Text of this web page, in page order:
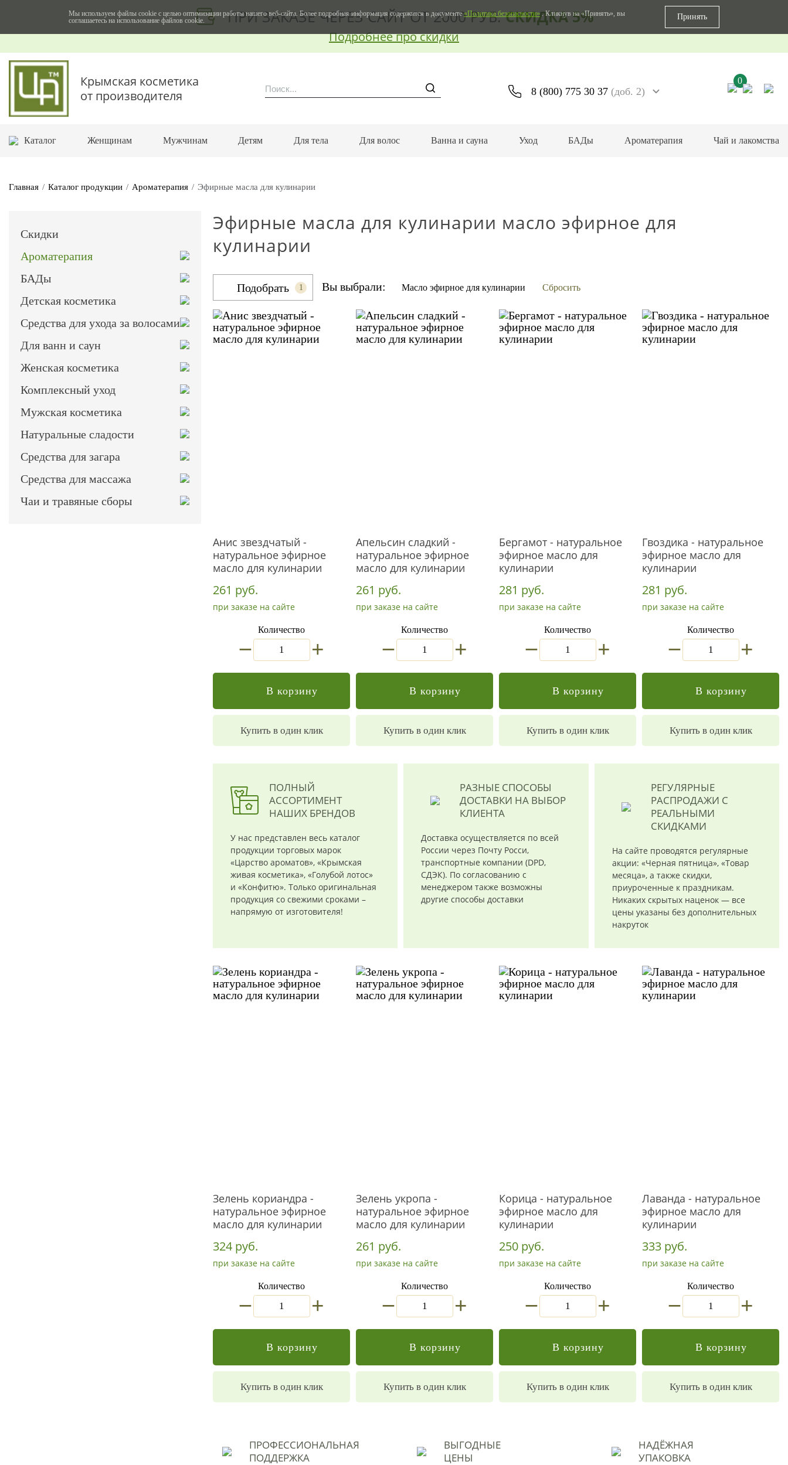
ПРИ ЗАКАЗЕ ЧЕРЕЗ САЙТ ОТ 2000 РУБ.СКИДКА 5%
Подробнее про скидки
Крымская косметика
от производителя
8 (800) 775 30 37 (доб. 2)
0
Каталог Женщинам Мужчинам Детям Для тела Для волос Ванна и сауна Уход БАДы Ароматерапия Чай и лакомства
Главная Каталог продукции Ароматерапия Эфирные масла для кулинарии
Скидки
Ароматерапия
БАДы
Детская косметика
Средства для ухода за волосами
Для ванн и саун
Женская косметика
Комплексный уход
Мужская косметика
Натуральные сладости
Средства для загара
Средства для массажа
Чаи и травяные сборы
Эфирные масла для кулинарии масло эфирное для
кулинарии
Подобрать 1 Вы выбрали: Масло эфирное для кулинарии Сбросить
Анис звездчатый -
натуральное эфирное
масло для кулинарии
261 руб.
при заказе на сайте
Количество
+
В корзину
Купить в один клик
Апельсин сладкий -
натуральное эфирное
масло для кулинарии
261 руб.
при заказе на сайте
Количество
+
В корзину
Купить в один клик
Бергамот - натуральное
эфирное масло для
кулинарии
281 руб.
при заказе на сайте
Количество
+
В корзину
Купить в один клик
Гвоздика - натуральное
эфирное масло для
кулинарии
281 руб.
при заказе на сайте
Количество
+
В корзину
Купить в один клик
ПОЛНЫЙ
АССОРТИМЕНТ
НАШИХ БРЕНДОВ
У нас представлен весь каталог
продукции торговых марок
«Царство ароматов», «Крымская
живая косметика», «Голубой лотос»
и «Конфитю». Только оригинальная
продукция со свежими сроками –
напрямую от изготовителя!
РАЗНЫЕ СПОСОБЫ
ДОСТАВКИ НА ВЫБОР
КЛИЕНТА
Доставка осуществляется по всей
России через Почту Росси,
транспортные компании (DPD,
СДЭК). По согласованию с
менеджером также возможны
другие способы доставки
РЕГУЛЯРНЫЕ
РАСПРОДАЖИ С
РЕАЛЬНЫМИ
СКИДКАМИ
На сайте проводятся регулярные
акции: «Черная пятница», «Товар
месяца», а также скидки,
приуроченные к праздникам.
Никаких скрытых наценок — все
цены указаны без дополнительных
накруток
Зелень кориандра -
натуральное эфирное
масло для кулинарии
324 руб.
при заказе на сайте
Количество
+
В корзину
Купить в один клик
Зелень укропа -
натуральное эфирное
масло для кулинарии
261 руб.
при заказе на сайте
Количество
+
В корзину
Купить в один клик
Корица - натуральное
эфирное масло для
кулинарии
250 руб.
при заказе на сайте
Количество
+
В корзину
Купить в один клик
Лаванда - натуральное
эфирное масло для
кулинарии
333 руб.
при заказе на сайте
Количество
+
В корзину
Купить в один клик
ПРОФЕССИОНАЛЬНАЯ
ПОДДЕРЖКА
ВЫГОДНЫЕ
ЦЕНЫ
НАДЁЖНАЯ
УПАКОВКА
Мы используем файлы cookie с целью оптимизации работы нашего веб-сайта. Более подробная информация содержится в документе«Политика безопасности». Кликнув на «Принять», вы
соглашаетесь на использование файлов cookie.
Принять